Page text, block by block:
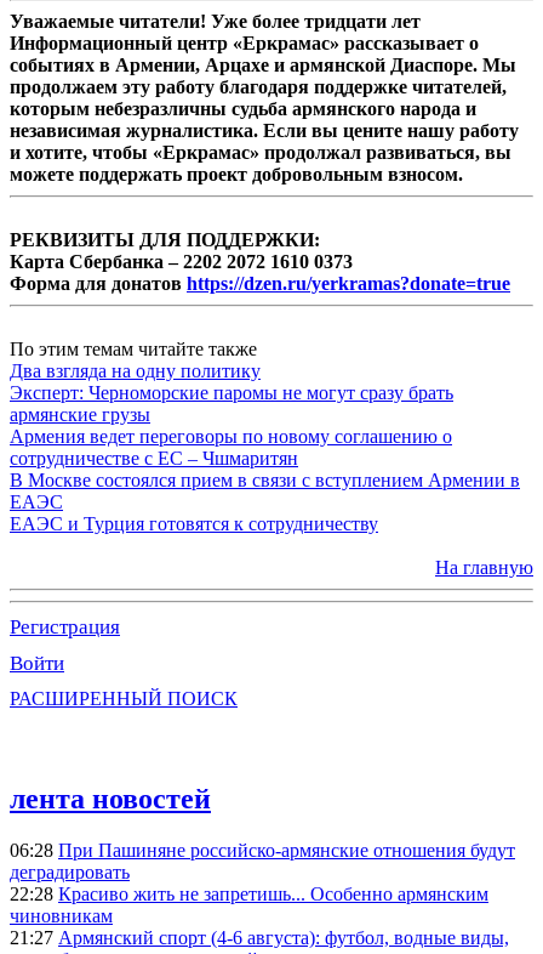
Уважаемые читатели! Уже более тридцати лет
Информационный центр «Еркрамас» рассказывает о
событиях в Армении, Арцахе и армянской Диаспоре. Мы
продолжаем эту работу благодаря поддержке читателей,
которым небезразличны судьба армянского народа и
независимая журналистика. Если вы цените нашу работу
и хотите, чтобы «Еркрамас» продолжал развиваться, вы
можете поддержать проект добровольным взносом.
РЕКВИЗИТЫ ДЛЯ ПОДДЕРЖКИ:
Карта Сбербанка – 2202 2072 1610 0373
Форма для донатов https://dzen.ru/yerkramas?donate=true
По этим темам читайте также
Два взгляда на одну политику
Эксперт: Черноморские паромы не могут сразу брать
армянские грузы
Армения ведет переговоры по новому соглашению о
сотрудничестве с ЕС – Чшмаритян
В Москве состоялся прием в связи с вступлением Армении в
ЕАЭС
ЕАЭС и Турция готовятся к сотрудничеству
На главную
Регистрация
Войти
РАСШИРЕННЫЙ ПОИСК
лента новостей
06:28 При Пашиняне российско-армянские отношения будут
деградировать
22:28 Красиво жить не запретишь... Особенно армянским
чиновникам
21:27 Армянский спорт (4-6 августа): футбол, водные виды,